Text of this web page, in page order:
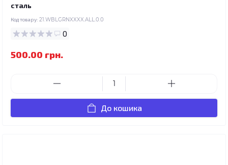
сталь
Код товару: 21.WBLGRNXXXX.ALL.0.0
0
500.00 грн.
До кошика